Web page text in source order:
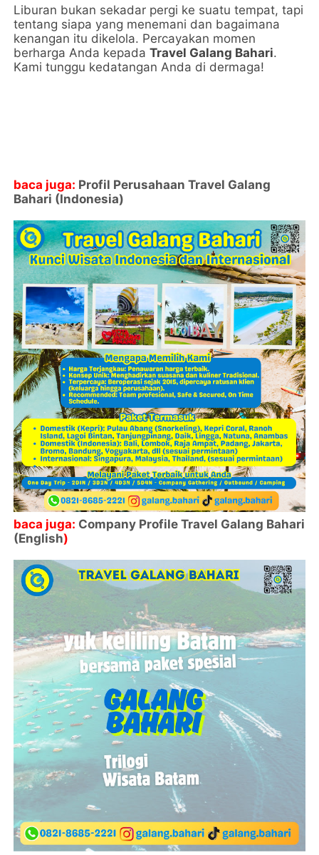
Liburan bukan sekadar pergi ke suatu tempat, tapi
tentang siapa yang menemani dan bagaimana
kenangan itu dikelola. Percayakan momen
berharga Anda kepadaTravel Galang Bahari.
Kami tunggu kedatangan Anda di dermaga!
baca juga: Profil Perusahaan Travel Galang
Bahari (Indonesia)
baca juga: Company Profile Travel Galang Bahari
(English)